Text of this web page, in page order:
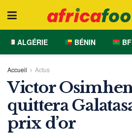
ALGÉRIE BÉNIN BF
Accueil Actus
Victor
quittera
prix d’or